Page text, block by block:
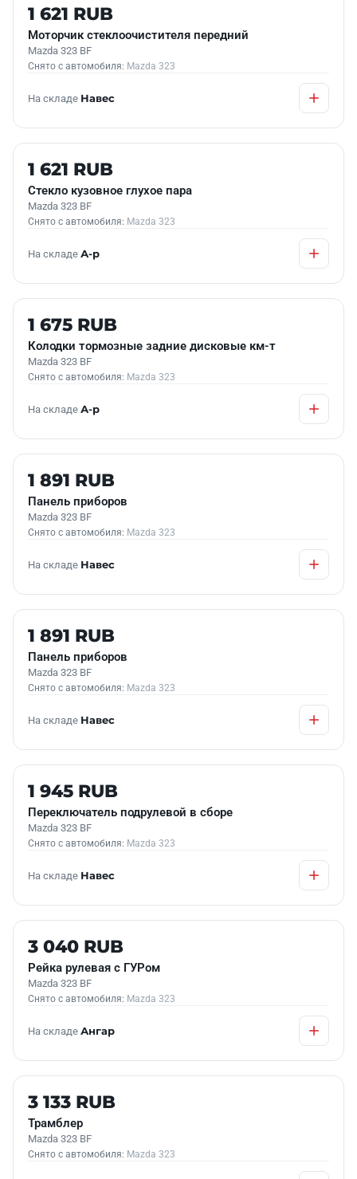
Б/У В НАЛИЧИИ
1 621 RUB
Моторчик стеклоочистителя передний
Mazda 323 BF
Снято с автомобиля: Mazda 323
На складе Навес
Б/У В НАЛИЧИИ
1 621 RUB
Стекло кузовное глухое пара
Mazda 323 BF
Снято с автомобиля: Mazda 323
На складе А-р
Б/У В НАЛИЧИИ
1 675 RUB
Колодки тормозные задние дисковые км-т
Mazda 323 BF
Снято с автомобиля: Mazda 323
На складе А-р
Б/У В НАЛИЧИИ
1 891 RUB
Панель приборов
Mazda 323 BF
Снято с автомобиля: Mazda 323
На складе Навес
Б/У В НАЛИЧИИ
1 891 RUB
Панель приборов
Mazda 323 BF
Снято с автомобиля: Mazda 323
На складе Навес
Б/У В НАЛИЧИИ
1 945 RUB
Переключатель подрулевой в сборе
Mazda 323 BF
Снято с автомобиля: Mazda 323
На складе Навес
Б/У В НАЛИЧИИ
3 040 RUB
Рейка рулевая с ГУРом
Mazda 323 BF
Снято с автомобиля: Mazda 323
На складе Ангар
Б/У В НАЛИЧИИ
3 133 RUB
Трамблер
Mazda 323 BF
Снято с автомобиля: Mazda 323